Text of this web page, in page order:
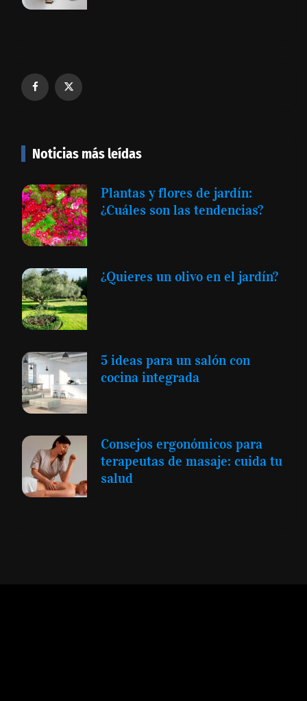
Noticias más leídas
Plantas y flores de jardín:
¿Cuáles son las tendencias?
¿Quieres un olivo en el jardín?
5 ideas para un salón con
cocina integrada
Consejos ergonómicos para
terapeutas de masaje: cuida tu
salud